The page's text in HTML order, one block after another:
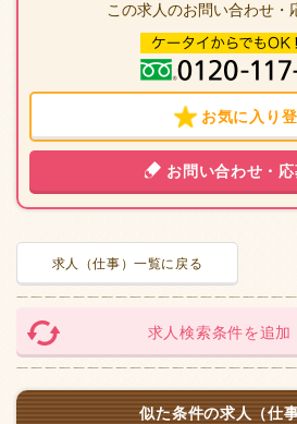
この求人のお問い合わせ・
お気に入り
お問い合わせ・応
求人（仕事）一覧に戻る
求人検索条件を追加
似た条件の求人（仕